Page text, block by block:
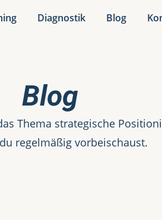
Diagnostik Blog
Blog
Thema strategische
regelmäßig vorbeischaust.